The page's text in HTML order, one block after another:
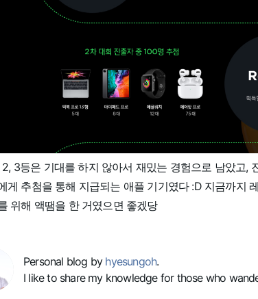
2, 3등은 기대를 하지 않아서 재밌는 경험으로 남았고,
게 추첨을 통해 지급되는 애플 기기였다 :D 지금까지
위해 액땜을 한 거였으면 좋겠당
Personal blog by hyesungoh.
I like to share my knowledge for those who